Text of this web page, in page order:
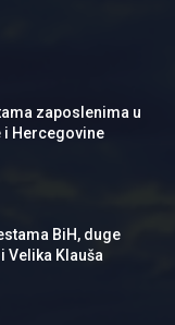
zaposlenima u
i Hercegovine
BiH, duge
Velika Klauša